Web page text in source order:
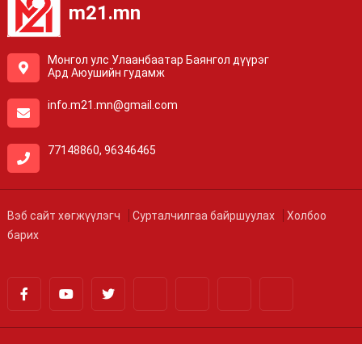
m21.mn
Монгол улс Улаанбаатар Баянгол дүүрэг
Ард Аюушийн гудамж
info.m21.mn@gmail.com
77148860, 96346465
Вэб сайт хөгжүүлэгч Сурталчилгаа байршуулах
Холбоо
барих